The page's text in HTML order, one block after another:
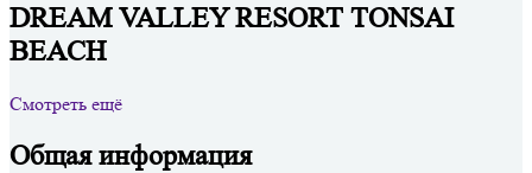
DREAM VALLEY RESORT TONSAI
BEACH
Смотреть ещё
Общая информация